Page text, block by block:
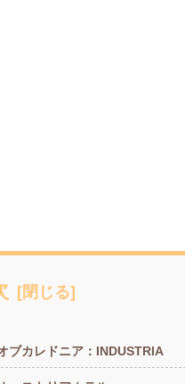
ブカレドニア：INDUSTRIA